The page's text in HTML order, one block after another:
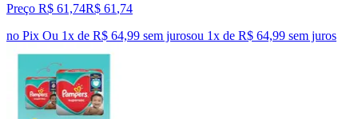
Preço R$ 61,74R$ 61 ,74
no Pix Ou 1x de R$ 64,99 sem jurosou 1x de R$ 64,99 sem juros